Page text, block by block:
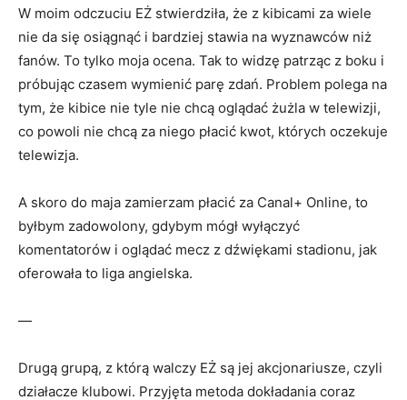
W moim odczuciu EŻ stwierdziła, że z kibicami za wiele
nie da się osiągnąć i bardziej stawia na wyznawców niż
fanów. To tylko moja ocena. Tak to widzę patrząc z boku i
próbując czasem wymienić parę zdań. Problem polega na
tym, że kibice nie tyle nie chcą oglądać żużla w telewizji,
co powoli nie chcą za niego płacić kwot, których oczekuje
telewizja.
A skoro do maja zamierzam płacić za Canal+ Online, to
byłbym zadowolony, gdybym mógł wyłączyć
komentatorów i oglądać mecz z dźwiękami stadionu, jak
oferowała to liga angielska.
—
Drugą grupą, z którą walczy EŻ są jej akcjonariusze, czyli
działacze klubowi. Przyjęta metoda dokładania coraz